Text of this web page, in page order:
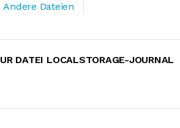
Andere Dateien
DATEI LOCALSTORAGE-JOURNAL